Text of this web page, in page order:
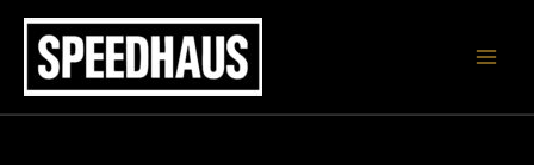
Siirry
sisältöön